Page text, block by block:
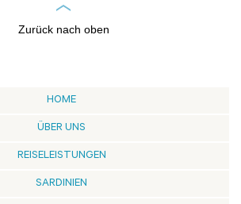
Zurück nach oben
HOME
ÜBER UNS
REISELEISTUNGEN
SARDINIEN